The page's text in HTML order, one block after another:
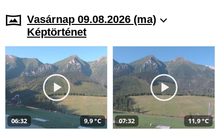
Vasárnap 09.08.2026 (ma)
Képtörténet
06:32 9,9 °C 07:32 11,9 °C